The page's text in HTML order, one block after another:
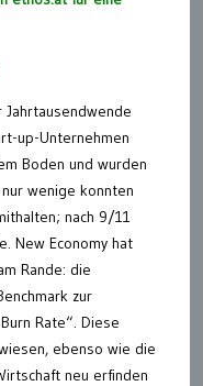
Jahrtausendwende
up-Unternehmen
Boden und wurden
wenige konnten
nach 9/11
New Economy hat
Rande: die
zur
Rate“. Diese
ebenso wie die
neu erfinden